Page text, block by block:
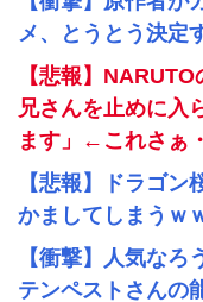
メ、とうとう決定
【悲報】
兄さんを止めに入
ます」←これさぁ
【悲報】ドラゴ
かましてしまうｗ
【衝撃】人気なろ
テンペストさんの